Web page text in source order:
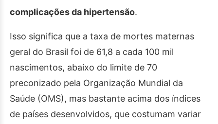
complicações da hipertensão.
Isso significa que a taxa de mortes maternas
geral do Brasil foi de 61,8 a cada 100 mil
nascimentos, abaixo do limite de 70
preconizado pela Organização Mundial da
Saúde (OMS), mas bastante acima dos índices
de países desenvolvidos, que costumam variar